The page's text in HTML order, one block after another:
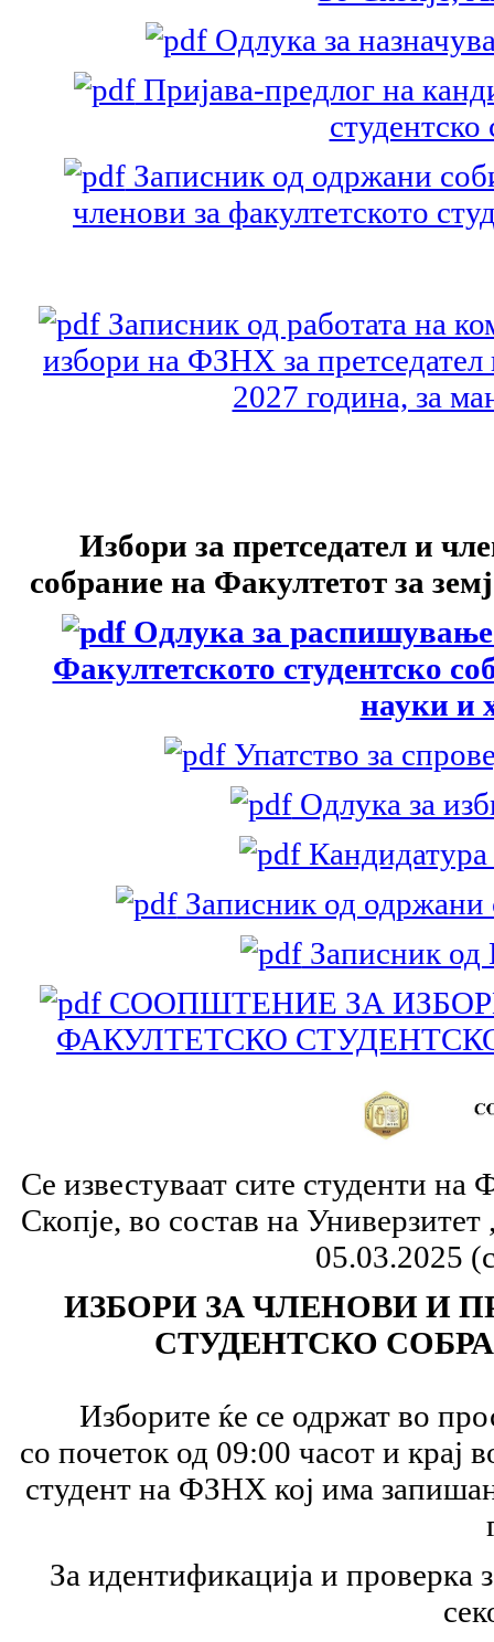
Одлука за
Пријава-предлог на
Записник од одржани
членови за факултетското
Записник од работата на
избори на ФЗНХ за
2027 година, за
Избори за претседател и
собрание на Факултетот за
Одлука за распишување
Факултетското студентско
науки и
Упатство за
Одлука за
Кандидатура
Записник од одржани
Записник од
СООПШТЕНИЕ ЗА
ФАКУЛТЕТСКО
Се известуваат сите студенти на
Скопје, во состав на
05.03.2025
ИЗБОРИ ЗА ЧЛЕНОВИ И
СТУДЕНТСКО
Изборите ќе се одржат во
со почеток од 09:00 часот и
студент на ФЗНХ кој има
За идентификација и